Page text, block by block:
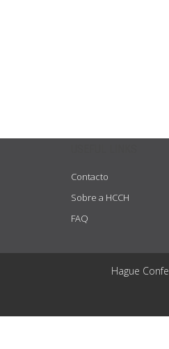
Contacto
Sobre a HCCH
FAQ
Hague